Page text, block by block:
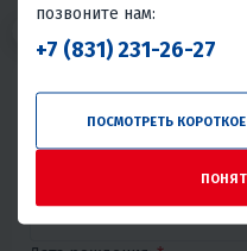
Имя: *
позвоните нам:
+7 (831) 231-26-27
ПОСМОТРЕТЬ